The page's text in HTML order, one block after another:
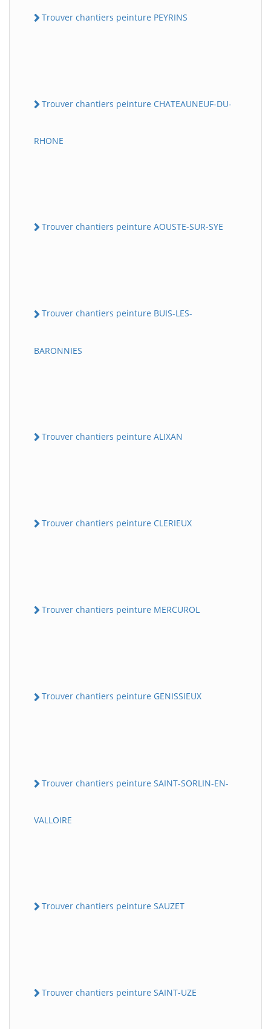
Trouver chantiers peinture PEYRINS
Trouver chantiers peinture CHATEAUNEUF-DU-
RHONE
Trouver chantiers peinture AOUSTE-SUR-SYE
Trouver chantiers peinture BUIS-LES-
BARONNIES
Trouver chantiers peinture ALIXAN
Trouver chantiers peinture CLERIEUX
Trouver chantiers peinture MERCUROL
Trouver chantiers peinture GENISSIEUX
Trouver chantiers peinture SAINT-SORLIN-EN-
VALLOIRE
Trouver chantiers peinture SAUZET
Trouver chantiers peinture SAINT-UZE